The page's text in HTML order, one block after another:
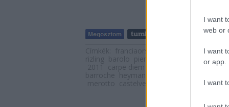
I want
web or
I want
or app.
I want
nebbiolo
lombardia ogier
giuseppe ellena